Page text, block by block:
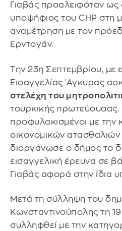
Γιαβάς προαλειφόταν ως
υποψήφιος του CHP στη
αναμέτρηση με τον
Ερντογάν.
Την 23η Σεπτεμβρίου, με
Εισαγγελίας 'Αγκυρας
στελέχη του
τουρκικής πρωτεύουσας.
προφυλακισμένοι με την
οικονομικών
διοργάνωσε ο δήμος το
εισαγγελική έρευνα σε
Γιαβάς αφορά στην ίδια
Μετά τη σύλληψη του
Κωνσταντινούπολης τη
συλληφθεί με την